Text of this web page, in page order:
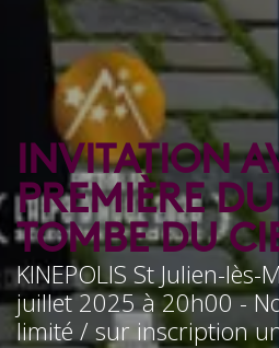
INVITATION
PREMIÈRE
TOMBE DU
KINEPOLIS St Julien-
juillet 2025 à 20h00 -
limité / sur inscription